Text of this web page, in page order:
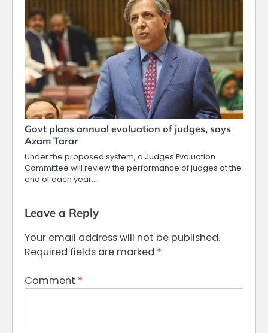
Govt plans annual evaluation of judges, says
Azam Tarar
Under the proposed system, a Judges Evaluation
Committee will review the performance of judges at the
end of each year…
Leave a Reply
Your email address will not be published.
Required fields are marked *
Comment *